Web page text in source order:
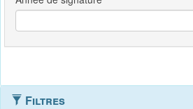
Filtres